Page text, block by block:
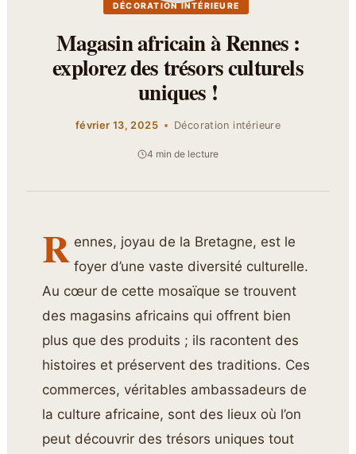
DÉCORATION INTÉRIEURE
Magasin africain à Rennes :
explorez des trésors culturels
uniques !
février 13, 2025 Décoration intérieure
4 min de lecture
R ennes, joyau de la Bretagne, est le
foyer d’une vaste diversité culturelle.
Au cœur de cette mosaïque se trouvent
des magasins africains qui offrent bien
plus que des produits ; ils racontent des
histoires et préservent des traditions. Ces
commerces, véritables ambassadeurs de
la culture africaine, sont des lieux où l’on
peut découvrir des trésors uniques tout